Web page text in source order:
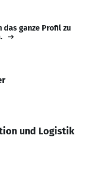
das ganze Profil zu
und Logistik